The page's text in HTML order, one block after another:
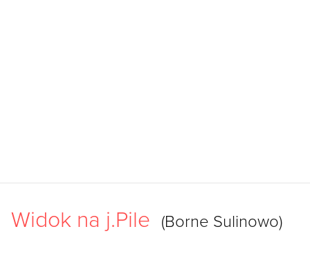
Widok na j.Pile (Borne Sulinowo)